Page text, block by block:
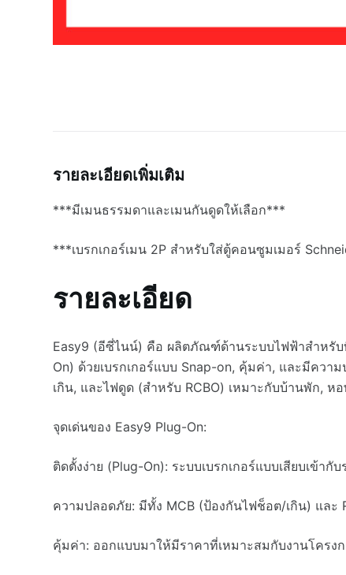
รายละเอียดเพิ่มเติม
***มีเมนธรรมดาและเมนกันดูดให้เลือก***
***เบรกเกอร์เมน 2P สำหรับใส่ตู้คอนซูมเมอร์
รายละเอียด
Easy9 (อีซี่ไนน์) คือ ผลิตภัณฑ์ด้านระบบไฟฟ้าสำหรับ
On) ด้วยเบรกเกอร์แบบ Snap-on, คุ้มค่า, และมีควา
เกิน, และไฟดูด (สำหรับ RCBO) เหมาะกับบ้านพัก, ห
จุดเด่นของ Easy9 Plug-On:
ติดตั้งง่าย (Plug-On): ระบบเบรกเกอร์แบบเสียบเข้ากั
ความปลอดภัย: มีทั้ง MCB (ป้องกันไฟช็อต/เกิน) และ
คุ้มค่า: ออกแบบมาให้มีราคาที่เหมาะสมกับงานโครง